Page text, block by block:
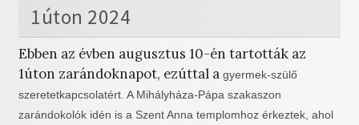
1úton 2024
Ebben az évben augusztus 10-én tartották az
1úton zarándoknapot, ezúttal a gyermek-szülő
szeretetkapcsolatért. A Mihályháza-Pápa szakaszon
zarándokolók idén is a Szent Anna templomhoz érkeztek, ahol